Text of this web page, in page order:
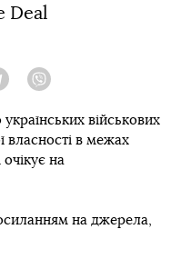
Deal
TelegramViber
військових
власності в межах
на
на джерела,